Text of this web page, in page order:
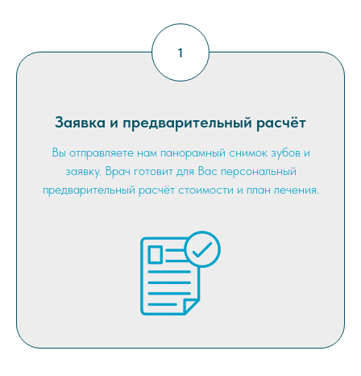
Заявка и предварительный расчёт
Вы отправляете нам панорамный снимок зубов и
заявку. Врач готовит для Вас персональный
предварительный расчёт стоимости и план лечения.